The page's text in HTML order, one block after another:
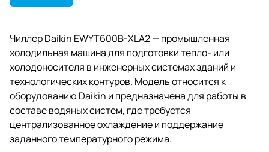
Чиллер Daikin EWYT600B-XLA2 — промышленная
холодильная машина для подготовки тепло- или
холодоносителя в инженерных системах зданий и
технологических контуров. Модель относится к
оборудованию Daikin и предназначена для работы в
составе водяных систем, где требуется
централизованное охлаждение и поддержание
заданного температурного режима.